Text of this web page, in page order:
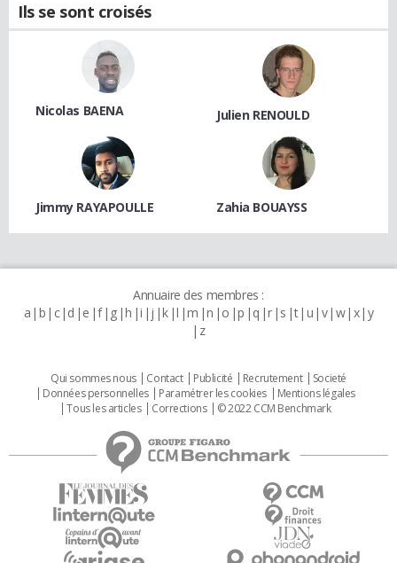
Ils se sont croisés
Nicolas BAENA Julien RENOULD
Jimmy RAYAPOULLE Zahia BOUAYSS
Annuaire des membres :
a b c d e f g h i j k l m n o p q r s t u v w x y
z
Qui sommes nous Contact Publicité Recrutement
Societé
Données personnelles
Paramétrer les cookies
Mentions légales
Tous les articles
Corrections © 2022 CCM Benchmark